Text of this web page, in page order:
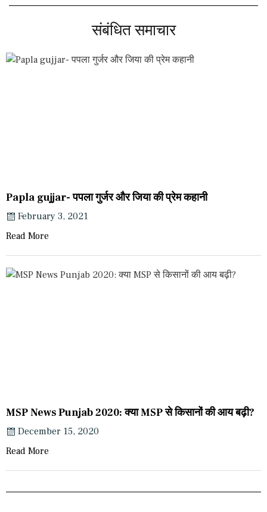
संबंधित समाचार
Papla gujjar- पपला गुर्जर और जिया की प्रेम कहानी
February 3, 2021
Read More
MSP News Punjab 2020: क्या MSP से किसानों की आय बढ़ी?
December 15, 2020
Read More